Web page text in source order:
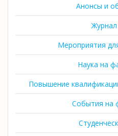
Анонсы и
Мероприятия
Наука на
Повышение
События на